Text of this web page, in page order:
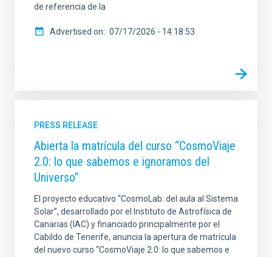
de referencia de la
Advertised on 07/17/2026 - 14:18:53
PRESS RELEASE
Abierta la matrícula del curso “CosmoViaje
2.0: lo que sabemos e ignoramos del
Universo”
El proyecto educativo “CosmoLab: del aula al Sistema
Solar”, desarrollado por el Instituto de Astrofísica de
Canarias (IAC) y financiado principalmente por el
Cabildo de Tenerife, anuncia la apertura de matrícula
del nuevo curso “CosmoViaje 2.0: lo que sabemos e